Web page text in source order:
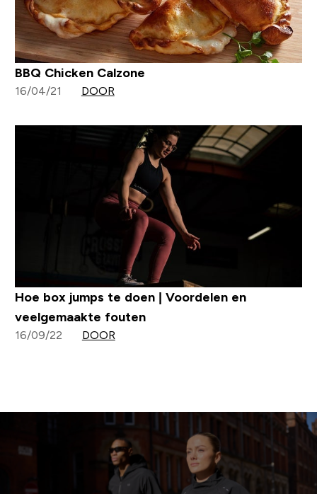
BBQ Chicken Calzone
16/04/21 DOOR
Hoe box jumps te doen | Voordelen en
veelgemaakte fouten
16/09/22 DOOR